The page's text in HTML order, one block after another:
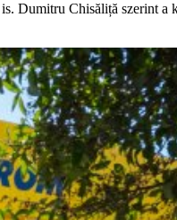
Dumitru Chisăliță szerint a